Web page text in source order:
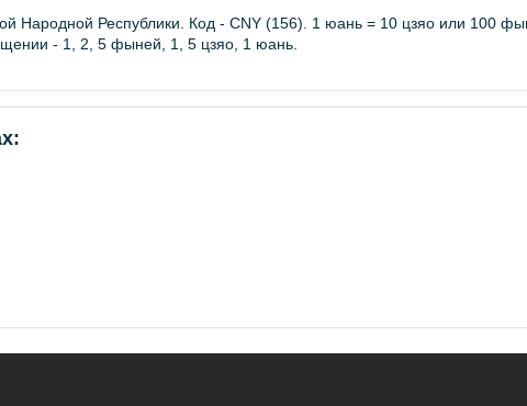
Народной Республики. Код - CNY (156). 1 юань = 10 цзяо или 100
- 1, 2, 5 фыней, 1, 5 цзяо, 1 юань.